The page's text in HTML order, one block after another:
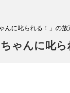
んに叱られる！」の放
ゃんに叱ら